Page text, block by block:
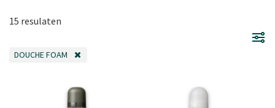
15 resulaten
DOUCHE FOAM